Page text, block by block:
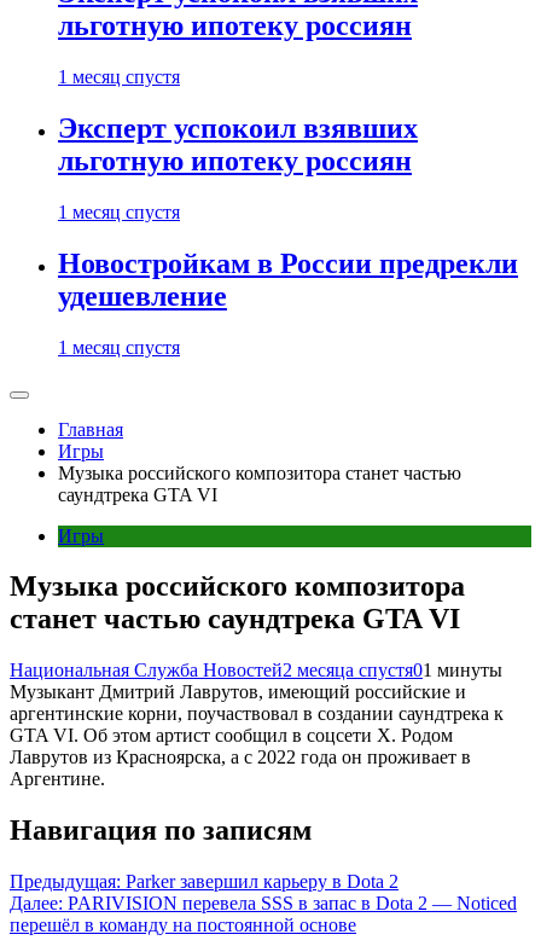
льготную ипотеку россиян
1 месяц спустя
Эксперт успокоил взявших
льготную ипотеку россиян
1 месяц спустя
Новостройкам в России предрекли
удешевление
1 месяц спустя
Главная
Игры
Музыка российского композитора станет частью
саундтрека GTA VI
Игры
Музыка российского композитора
станет частью саундтрека GTA VI
Национальная Служба Новостей2 месяца спустя01 минуты
Музыкант Дмитрий Лаврутов, имеющий российские и
аргентинские корни, поучаствовал в создании саундтрека к
GTA VI. Об этом артист сообщил в соцсети X. Родом
Лаврутов из Красноярска, а с 2022 года он проживает в
Аргентине.
Навигация по записям
Предыдущая: Parker завершил карьеру в Dota 2
Далее: PARIVISION перевела SSS в запас в Dota 2 — Noticed
перешёл в команду на постоянной основе